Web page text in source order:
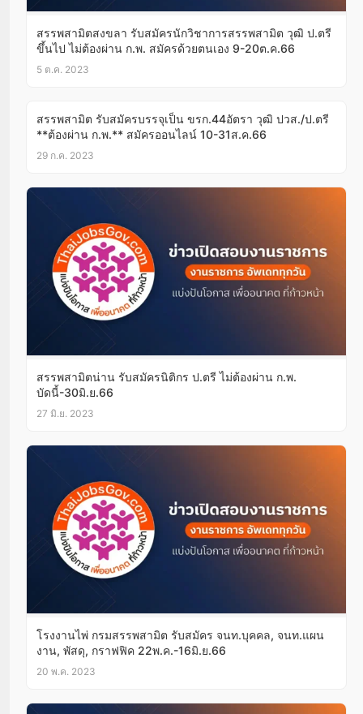
สรรพสามิตสงขลา รับสมัครนักวิชาการสรรพสามิต วุฒิ ป.ตรี
ขึ้นไป ไม่ต้องผ่าน ก.พ. สมัครด้วยตนเอง 9-20ต.ค.66
5 ต.ค. 2023
สรรพสามิต รับสมัครบรรจุเป็น ขรก.44อัตรา วุฒิ ปวส./ป.ตรี
**ต้องผ่าน ก.พ.** สมัครออนไลน์ 10-31ส.ค.66
29 ก.ค. 2023
สรรพสามิตน่าน รับสมัครนิติกร ป.ตรี ไม่ต้องผ่าน ก.พ.
บัดนี้-30มิ.ย.66
27 มิ.ย. 2023
โรงงานไพ่ กรมสรรพสามิต รับสมัคร จนท.บุคคล, จนท.แผน
งาน, พัสดุ, กราฟฟิค 22พ.ค.-16มิ.ย.66
20 พ.ค. 2023